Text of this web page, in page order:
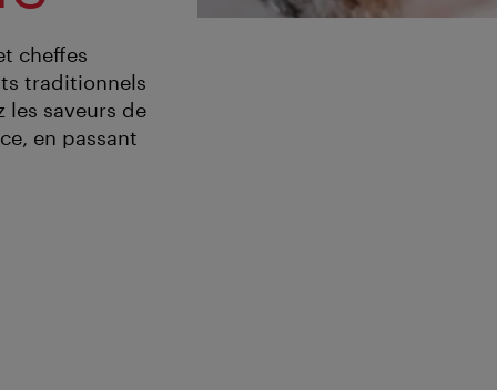
cheffes
traditionnels
les saveurs de
en passant